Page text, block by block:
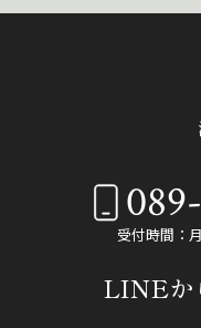
受付時間：
LINEか